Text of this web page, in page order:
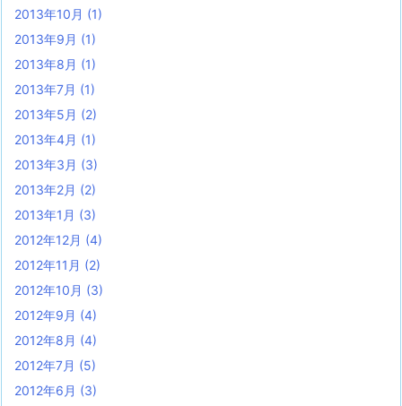
2013年10月 (1)
2013年9月 (1)
2013年8月 (1)
2013年7月 (1)
2013年5月 (2)
2013年4月 (1)
2013年3月 (3)
2013年2月 (2)
2013年1月 (3)
2012年12月 (4)
2012年11月 (2)
2012年10月 (3)
2012年9月 (4)
2012年8月 (4)
2012年7月 (5)
2012年6月 (3)